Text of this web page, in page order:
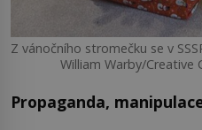
Z vánočního stromečku se v
William Warby/Creative
Propaganda,